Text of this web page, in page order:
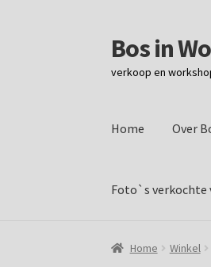
Ga
door
naar
Ga
naar
de
Bos in
verkoop en
Home Over
Foto`s verkochte
Home Winkel